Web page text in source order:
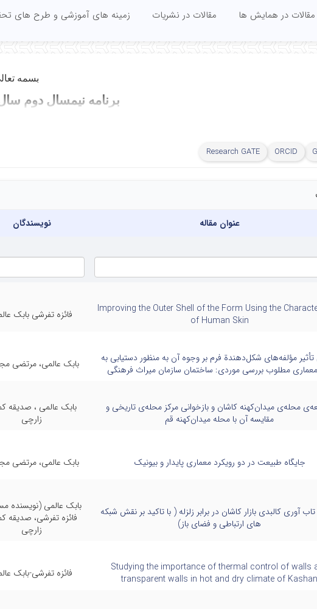
مقالات در همایش ها مقالات در نشریات زمینه های آموزشی و طرح های
بسمه
برنامه نیمسال دوم سال تحصیلی
هفته
مبانی معماری بیونیک
مشاوره پایان نامه جلسه شورای
کارآفرینی
مشاوره دانشجویی
پنج شنبه طرح پژوهشی بیرونی
ORCID
Research GATE
عنوان مقاله نویسندگان
Improving the Outer Shell of the Form Using the
of Human Skin
فائزه تفرشی بابک
تأثیر مؤلفه‌های شکل‌دهندة فرم بر وجوه آن به منظور دستیابی به
مطلوب بررسی موردی: ساختمان سازمان میراث فرهنگی
بابک عالمی، مرتضی
محله‌ی میدان‌کهنه کاشان و بازخوانی مرکز محله‌ی تاریخی و
مقایسه آن با محله میدان‌کهنه قم
بابک عالمی ، صدیقه
زارچی
جایگاه طبیعت در دو رویکرد معماری پایدار و بیونیک بابک عالمی، مرتضی
آوری کالبدی بازار کاشان در برابر زلزله ( با تاکید بر نقش شبکه
های ارتباطی و فضای باز)
بابک عالمی (نویسنده
فائزه تفرشی، صدیقه
زارچی
Studying the importance of thermal control of walls
transparent walls in hot and dry climate of Kashan
فائزه تفرشی-بابک